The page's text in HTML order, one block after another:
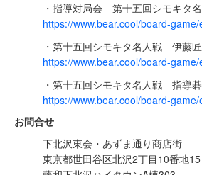
・指導対局会 第十五回シモキタ
https://www.bear.cool/board-
・第十五回シモキタ名人戦 伊藤
https://www.bear.cool/board-
・第十五回シモキタ名人戦 指導碁
https://www.bear.cool/board-
お問合せ
下北沢東会・あずま通り商店街
東京都世田谷区北沢2丁目10番地